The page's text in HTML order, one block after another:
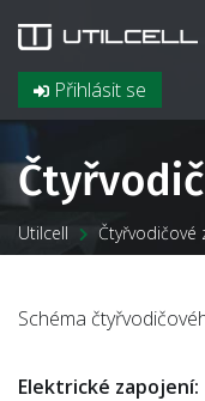
Přihlásit se
Utilcell Čtyřvodičové
Schéma
Elektrické zapojení: